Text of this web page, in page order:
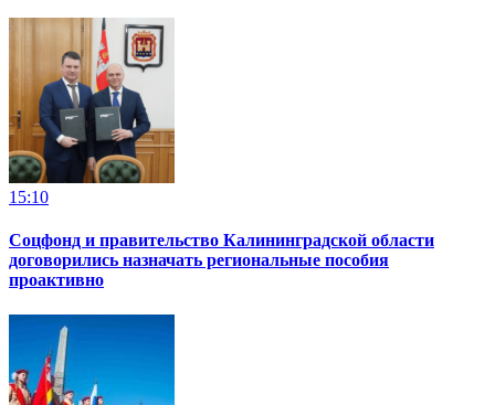
15:10
Соцфонд и правительство Калининградской области
договорились назначать региональные пособия
проактивно